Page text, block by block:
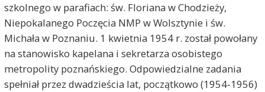
szkolnego w parafiach: św. Floriana w Chodzieży,
Niepokalanego Poczęcia NMP w Wolsztynie i św.
Michała w Poznaniu. 1 kwietnia 1954 r. został powołany
na stanowisko kapelana i sekretarza osobistego
metropolity poznańskiego. Odpowiedzialne zadania
spełniał przez dwadzieścia lat, początkowo (1954-1956)